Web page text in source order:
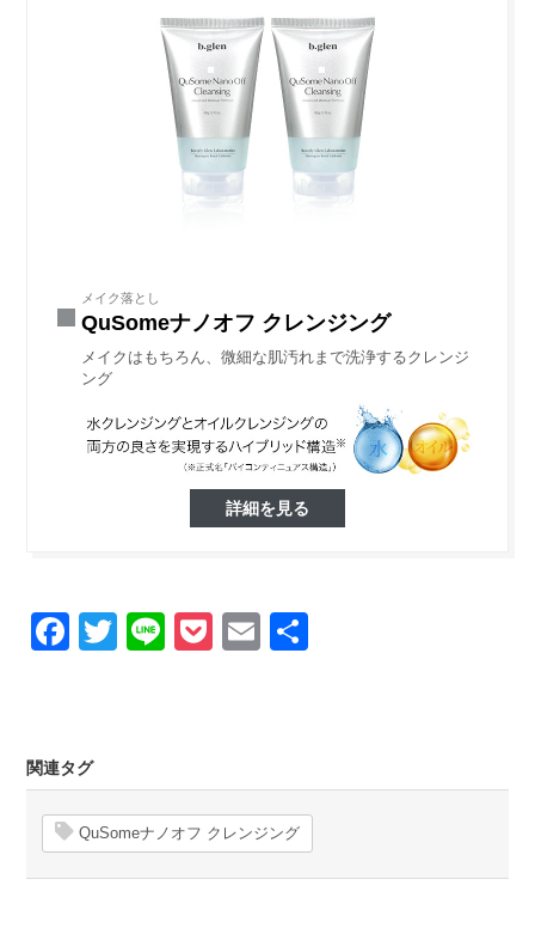
メイク落とし
QuSomeナノオフ クレンジング
メイクはもちろん、微細な肌汚れまで洗浄するクレンジ
ング
詳細を見る
Facebook
Twitter
LinePocket
Email
関連タグ
QuSomeナノオフ クレンジング